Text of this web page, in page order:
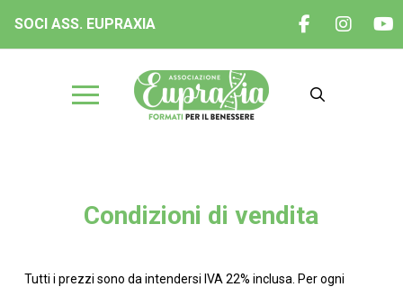
SOCI ASS. EUPRAXIA
Condizioni di vendita
Tutti i prezzi sono da intendersi IVA 22% inclusa. Per ogni